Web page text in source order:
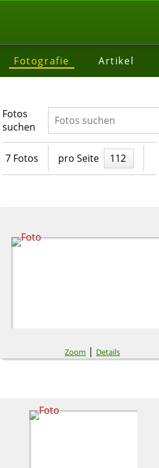
Fotografie Artikel
Fotos
suchen
7 Fotos pro Seite 112
Zoom | Details